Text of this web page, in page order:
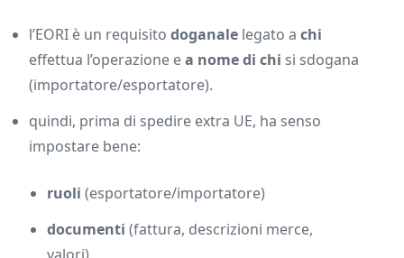
l’EORI è un requisito doganale legato a chi
effettua l’operazione ea nome di chi si sdogana
(importatore/esportatore).
quindi, prima di spedire extra UE, ha senso
impostare bene:
ruoli (esportatore/importatore)
documenti (fattura, descrizioni merce,